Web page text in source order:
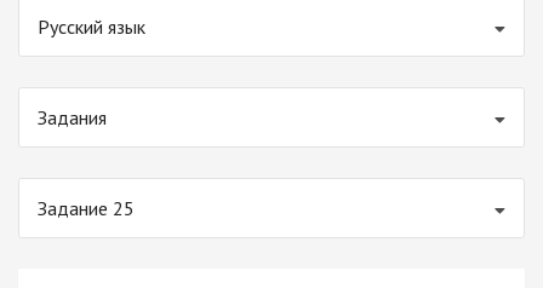
Русский язык
Задания
Задание 25